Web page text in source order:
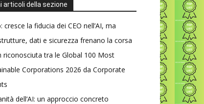
articoli della sezione
cresce la fiducia dei CEO nell’AI, ma
dati e sicurezza frenano la corsa
riconosciuta tra le Global 100 Most
Corporations 2026 da Corporate
dell’AI: un approccio concreto